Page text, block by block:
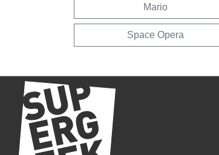
Mario
Space Opera